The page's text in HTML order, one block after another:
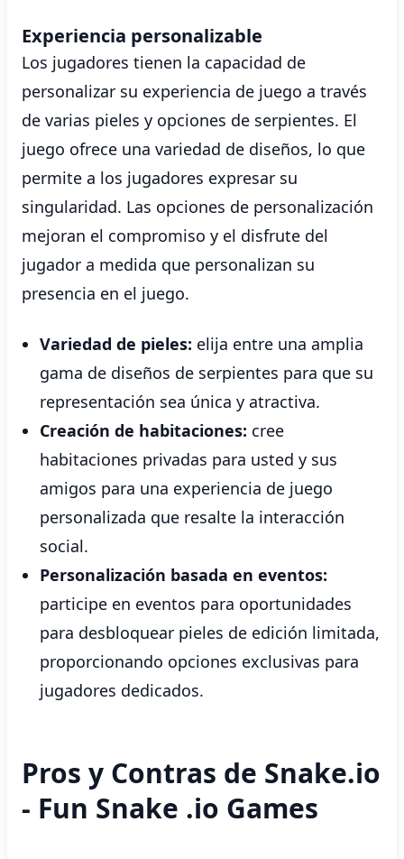
Experiencia personalizable
Los jugadores tienen la capacidad de
personalizar su experiencia de juego a través
de varias pieles y opciones de serpientes. El
juego ofrece una variedad de diseños, lo que
permite a los jugadores expresar su
singularidad. Las opciones de personalización
mejoran el compromiso y el disfrute del
jugador a medida que personalizan su
presencia en el juego.
Variedad de pieles: elija entre una amplia
gama de diseños de serpientes para que su
representación sea única y atractiva.
Creación de habitaciones: cree
habitaciones privadas para usted y sus
amigos para una experiencia de juego
personalizada que resalte la interacción
social.
Personalización basada en eventos:
participe en eventos para oportunidades
para desbloquear pieles de edición limitada,
proporcionando opciones exclusivas para
jugadores dedicados.
Pros y Contras de Snake.io
- Fun Snake .io Games